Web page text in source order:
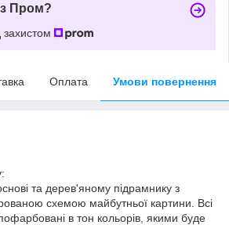
Пром?
Оплата Умови повернення
та дерев'яному підрамнику з
схемою майбутньої картини. Всі
в тон кольорів, якими буде